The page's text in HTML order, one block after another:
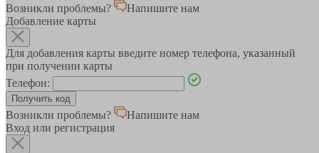
Возникли проблемы?
Напишите нам
Добавление карты
Для добавления карты введите номер телефона, указанный
при получении карты
Телефон:
Возникли проблемы?
Напишите нам
Вход или регистрация